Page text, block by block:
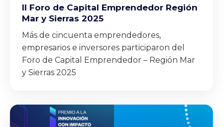
II Foro de Capital Emprendedor Región
Mar y Sierras 2025
Más de cincuenta emprendedores,
empresarios e inversores participaron del
Foro de Capital Emprendedor – Región Mar
y Sierras 2025